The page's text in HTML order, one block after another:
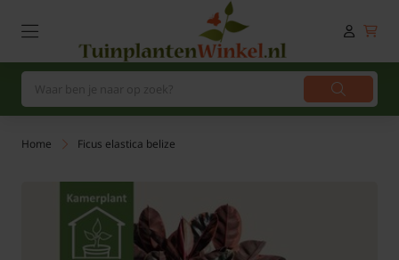
Home Ficus elastica belize